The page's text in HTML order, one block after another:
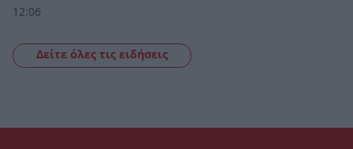
12:06
Δείτε όλες τις ειδήσεις